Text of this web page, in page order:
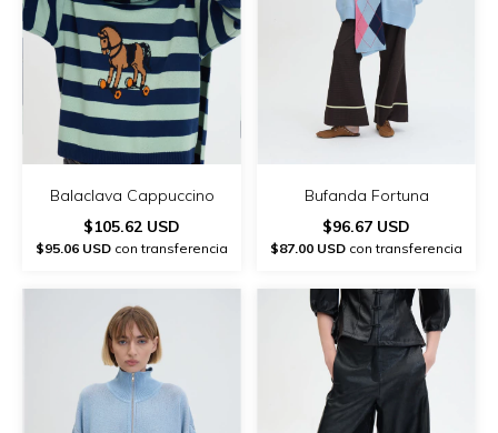
Balaclava Cappuccino
$105.62 USD
$95.06 USD con transferencia
Bufanda Fortuna
$96.67 USD
$87.00 USD con transferencia